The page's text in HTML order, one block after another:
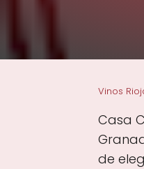
Vinos
Casa
de